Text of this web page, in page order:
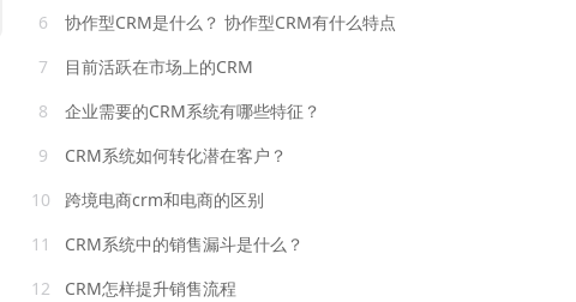
6
协作型CRM是什么？ 协作型CRM有什么特点
7
目前活跃在市场上的CRM
8
企业需要的CRM系统有哪些特征？
9
CRM系统如何转化潜在客户？
10
跨境电商crm和电商的区别
11
CRM系统中的销售漏斗是什么？
12
CRM怎样提升销售流程